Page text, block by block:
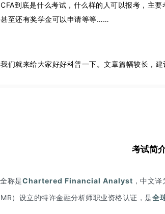
到底是什么考试，什么样的人可以报考，主
至还有奖学金可以申请等等……
们就来给大家好好科普一下。文章篇幅较长，
考试简
称是Chartered Financial Analyst ，中文译
）设立的特许金融分析师职业资格认证，是全